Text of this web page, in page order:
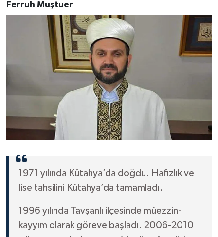
Ferruh Muştuer
1971 yılında Kütahya’da doğdu. Hafızlık ve
lise tahsilini Kütahya’da tamamladı.
1996 yılında Tavşanlı ilçesinde müezzin-
kayyım olarak göreve başladı. 2006-2010
Kocaeli Müftülüğü
Konya Müftülüğü
Kütahya Müftülüğü
Malatya Müftülüğü
Manisa Müftülüğü
Mardin Müftülüğü
Mersin Müftülüğü
Muğla Müftülüğü
Muş Müftülüğü